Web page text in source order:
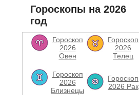
Гороскопы на 2026
год
Гороскоп
2026
Овен
Гороскоп
2026
Телец
Гороскоп
2026
Близнецы
Гороскоп
2026 Рак